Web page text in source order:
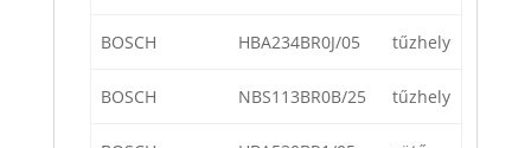
BOSCH HBA234BR0J/05 tűzhely
BOSCH NBS113BR0B/25 tűzhely